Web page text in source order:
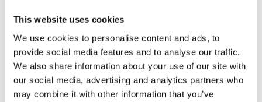
This website uses cookies
We use cookies to personalise content and ads, to
provide social media features and to analyse our traffic.
We also share information about your use of our site with
our social media, advertising and analytics partners who
may combine it with other information that you’ve
Modèles 3D